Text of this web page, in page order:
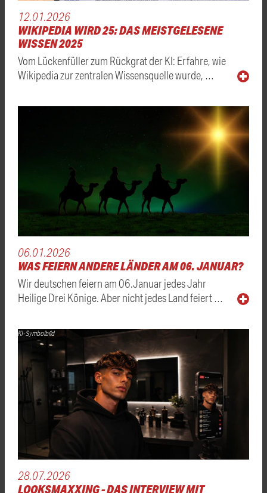
12.01.2026
WIKIPEDIA WIRD 25: DAS MEISTGELESENE
WISSEN 2025
Vom Lückenfüller zum Rückgrat der KI: Erfahre, wie
Wikipedia zur zentralen Wissensquelle wurde, …
06.01.2026
WAS FEIERN ANDERE LÄNDER AM 06. JANUAR?
Wir deutschen feiern am 06.Januar jedes Jahr
Heilige Drei Könige. Aber nicht jedes Land feiert …
KI-Symbolbild
28.07.2026
LOOKSMAXXING - DAS INTERVIEW MIT